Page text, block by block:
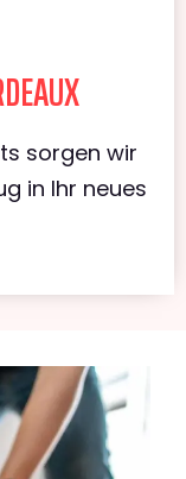
sorgen wir
in Ihr neues